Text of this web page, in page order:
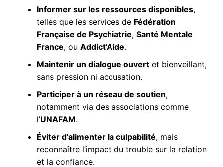
Informer sur les ressources disponibles,
telles que les services de Fédération
Française de Psychiatrie, Santé Mentale
France, ou Addict’Aide.
Maintenir un dialogue ouvertet bienveillant,
sans pression ni accusation.
Participer à un réseau de soutien,
notamment via des associations comme
l’UNAFAM.
Éviter d’alimenter la culpabilité, mais
reconnaître l’impact du trouble sur la relation
et la confiance.